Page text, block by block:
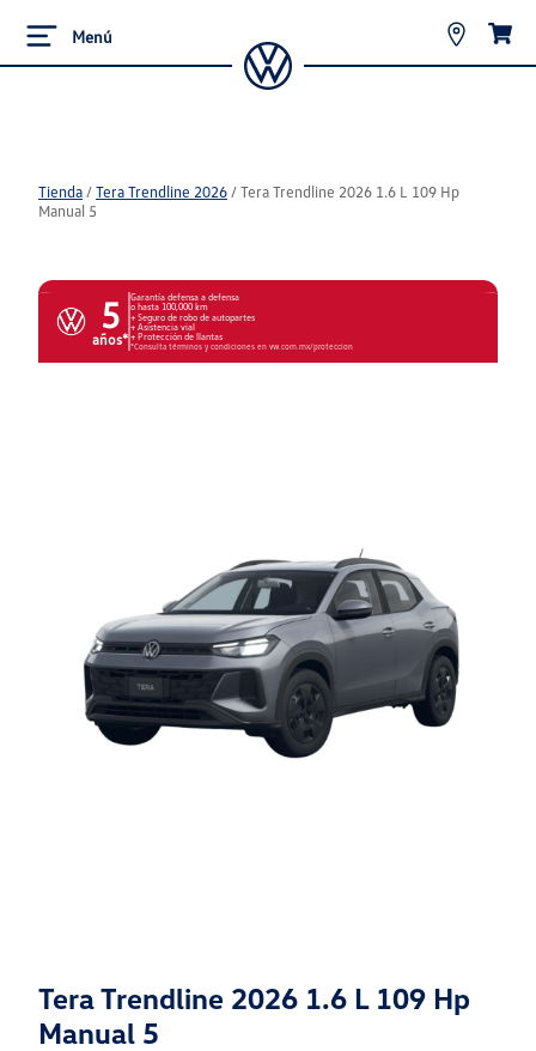
Menú
Tienda /Tera Trendline 2026 /Tera Trendline 2026 1.6 L 109 Hp
Manual 5
5
años*
Garantía defensa a defensa
o hasta 100,000 km
Seguro de robo de autopartes
Asistencia vial
Protección de llantas
*Consulta términos y condiciones en vw.com.mx/proteccion
Tera Trendline 2026 1.6 L 109 Hp
Manual 5